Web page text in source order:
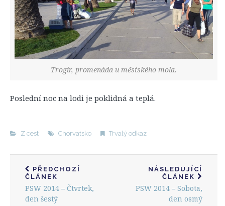
Trogir, promenáda u městského mola.
Poslední noc na lodi je poklidná a teplá.
Z cest Chorvatsko Trvalý odkaz
PŘEDCHOZÍ
ČLÁNEK
PSW 2014 – Čtvrtek,
den šestý
NÁSLEDUJÍCÍ
ČLÁNEK
PSW 2014 – Sobota,
den osmý